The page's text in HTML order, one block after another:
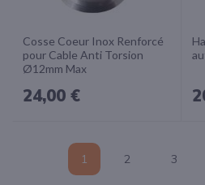
Cosse Coeur Inox Renforcé
pour Cable Anti Torsion
Ø12mm Max
24,00 €
Vous
lisez
1 Page
2 Page
3